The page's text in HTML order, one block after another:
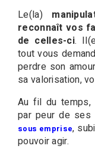
Le(la)
reconnaît vos
de celles-ci.
tout vous
perdre son
sa valorisation,
Au fil du temps,
par peur de ses
sous emprise,
pouvoir agir.